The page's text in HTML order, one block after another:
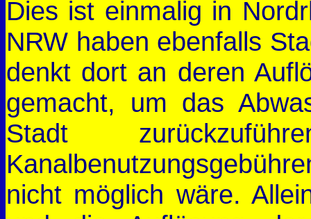
Dies ist einmalig in
NRW haben ebenfalls
denkt dort an deren
gemacht, um das
Stadt
nicht möglich wäre.